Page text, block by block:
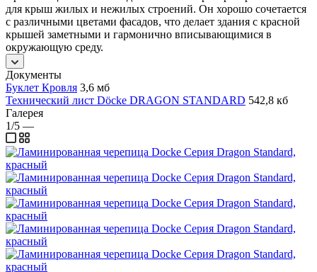
для крыш жилых и нежилых строений. Он хорошо сочетается
с различными цветами фасадов, что делает здания с красной
крышей заметными и гармонично вписывающимися в
окружающую среду.
Документы
Буклет Кровля 3,6 мб
Технический лист Döcke DRAGON STANDARD 542,8 кб
Галерея
1/5 —